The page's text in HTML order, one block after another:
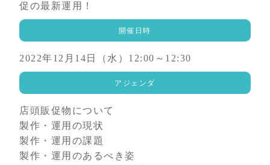
促の最新運用！
開催日時
2022年12月14日（水）12:00～12:30
アジェンダ
店頭販促物について
製作・運用の現状
製作・運用の課題
製作・運用のあるべき姿